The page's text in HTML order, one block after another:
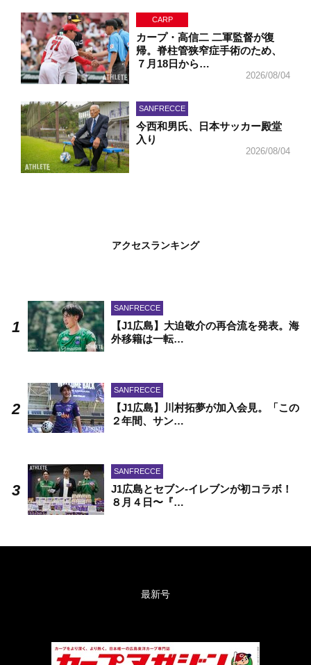
CARP
カープ・高信二 二軍監督が復
帰。脊柱管狭窄症手術のため、
７月18日から…
2026/08/04
SANFRECCE
今西和男氏、日本サッカー殿堂
入り
2026/08/04
アクセスランキング
SANFRECCE
【J1広島】大迫敬介の再合流を発表。海
外移籍は一転…
SANFRECCE
【J1広島】川村拓夢が加入会見。「この
２年間、サン…
SANFRECCE
J1広島とセブン-イレブンが初コラボ！
８月４日〜『…
最新号